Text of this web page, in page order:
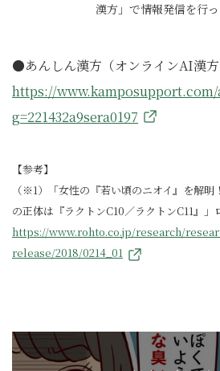
漢方」で情報発信を行っ
●あんしん漢方（オンラインAI漢方
https://
g=221432a9sera0197
【参考】
（※1）「女性の『若い頃のニオイ』を解明
の正体は『ラクトンC10／ラクトンC11』
https://www.rohto.co.jp/research/
release/2018/0214_01